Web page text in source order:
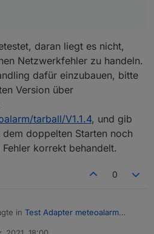
daran liegt es nicht,
Netzwerkfehler zu handeln.
dafür einzubauen, bitte
Version über
tarball/V1.1.4, und gib
doppelten Starten noch
korrekt behandelt.
0
in Test Adapter meteoalarm